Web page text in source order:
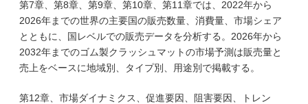
第7章、第8章、第9章、第10章、第11章では、2022年から
2026年までの世界の主要国の販売数量、消費量、市場シェア
とともに、国レベルでの販売データを分析する。2026年から
2032年までのゴム製クラッシュマットの市場予測は販売量と
売上をベースに地域別、タイプ別、用途別で掲載する。
第12章、市場ダイナミクス、促進要因、阻害要因、トレン